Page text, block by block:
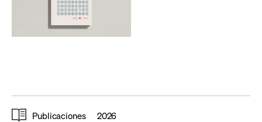
Publicaciones 2026